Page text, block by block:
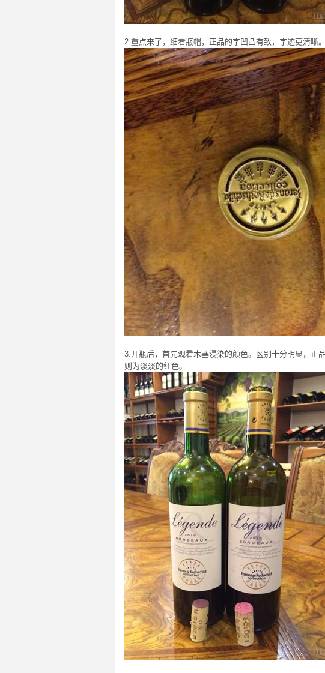
2.重点来了，细看瓶帽，正品的字凹凸有致，字迹更清晰
3.开瓶后，首先观看木塞浸染的颜色。区别十分明显，正
则为淡淡的红色。